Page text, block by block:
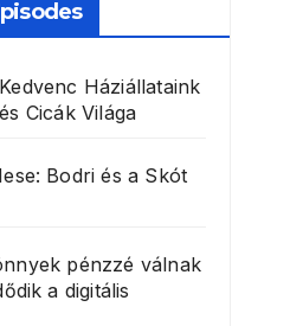
Háziállataink
Cicák Világa
Bodri és a Skót
pénzzé válnak
a digitális